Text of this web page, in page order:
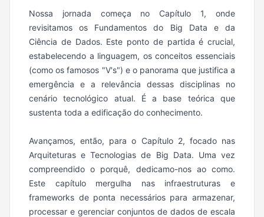
Nossa jornada começa no Capítulo 1, onde
revisitamos os Fundamentos do Big Data e da
Ciência de Dados. Este ponto de partida é crucial,
estabelecendo a linguagem, os conceitos essenciais
(como os famosos "V's") e o panorama que justifica a
emergência e a relevância dessas disciplinas no
cenário tecnológico atual. É a base teórica que
sustenta toda a edificação do conhecimento.
Avançamos, então, para o Capítulo 2, focado nas
Arquiteturas e Tecnologias de Big Data. Uma vez
compreendido o porquê, dedicamo-nos ao como.
Este capítulo mergulha nas infraestruturas e
frameworks de ponta necessários para armazenar,
processar e gerenciar conjuntos de dados de escala